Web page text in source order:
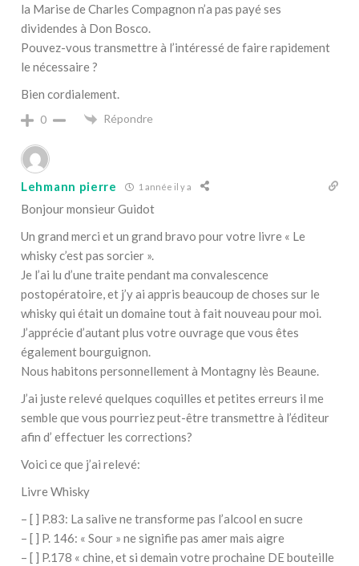
la Marise de Charles Compagnon n’a pas payé ses
dividendes à Don Bosco.
Pouvez-vous transmettre à l’intéressé de faire rapidement
le nécessaire ?
Bien cordialement.
0 Répondre
Lehmann pierre 1 année il y a
Bonjour monsieur Guidot
Un grand merci et un grand bravo pour votre livre « Le
whisky c’est pas sorcier ».
Je l’ai lu d’une traite pendant ma convalescence
postopératoire, et j’y ai appris beaucoup de choses sur le
whisky qui était un domaine tout à fait nouveau pour moi.
J’apprécie d’autant plus votre ouvrage que vous êtes
également bourguignon.
Nous habitons personnellement à Montagny lès Beaune.
J’ai juste relevé quelques coquilles et petites erreurs il me
semble que vous pourriez peut-être transmettre à l’éditeur
afin d’ effectuer les corrections?
Voici ce que j’ai relevé:
Livre Whisky
– [ ] P.83: La salive ne transforme pas l’alcool en sucre
– [ ] P. 146: « Sour » ne signifie pas amer mais aigre
– [ ] P.178 « chine, et si demain votre prochaine DE bouteille